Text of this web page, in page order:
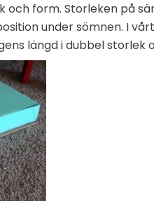
form. Storleken på
under sömnen. I
längd i dubbel